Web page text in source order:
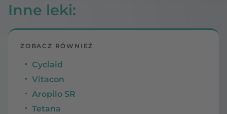
Inne leki:
ZOBACZ RÓWNIEŻ
Cyclaid
Vitacon
Aropilo SR
Tetana